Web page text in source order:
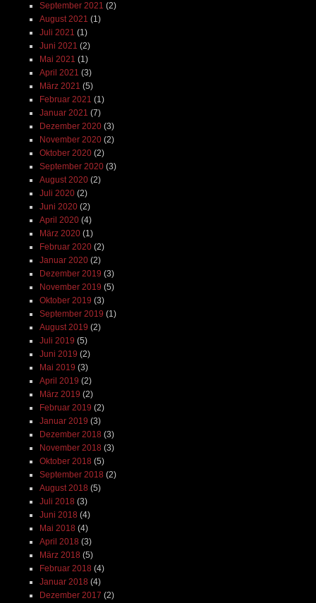
September 2021 (2)
August 2021 (1)
Juli 2021 (1)
Juni 2021 (2)
Mai 2021 (1)
April 2021 (3)
März 2021 (5)
Februar 2021 (1)
Januar 2021 (7)
Dezember 2020(3)
November 2020(2)
Oktober 2020(2)
September 2020(3)
August 2020(2)
Juli 2020(2)
Juni 2020(2)
April 2020(4)
März 2020(1)
Februar 2020(2)
Januar 2020(2)
Dezember 2019 (3)
November 2019 (5)
Oktober 2019 (3)
September 2019 (1)
August 2019 (2)
Juli 2019 (5)
Juni 2019 (2)
Mai 2019 (3)
April 2019 (2)
März 2019 (2)
Februar 2019 (2)
Januar 2019 (3)
Dezember 2018 (3)
November 2018 (3)
Oktober 2018 (5)
September 2018 (2)
August 2018 (5)
Juli 2018 (3)
Juni 2018 (4)
Mai 2018 (4)
April 2018 (3)
März 2018 (5)
Februar 2018 (4)
Januar 2018 (4)
Dezember 2017 (2)